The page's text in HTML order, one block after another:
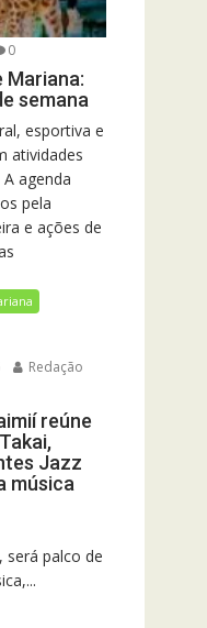
0
Mariana:
semana
esportiva e
atividades
agenda
pela
e ações de
Redação
reúne
Jazz
música
será palco de